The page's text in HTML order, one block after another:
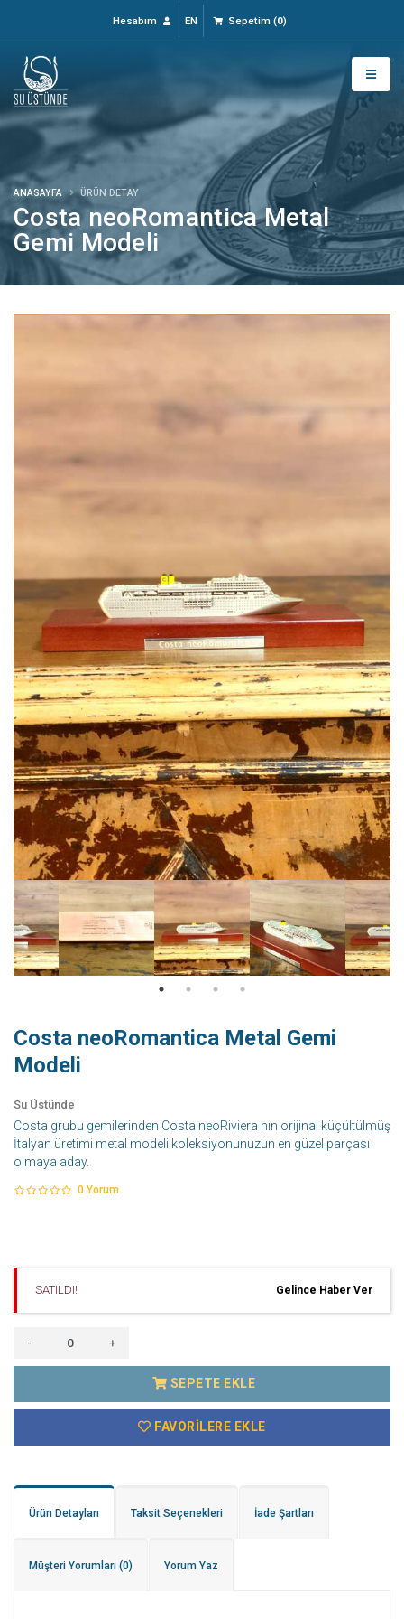
Hesabım EN Sepetim (0)
Costa neoRomantica Metal
Gemi Modeli
ANASAYFA ÜRÜN DETAY
Costa neoRomantica Metal Gemi
Modeli
Su Üstünde
Costa grubu gemilerinden Costa neoRiviera nın orijinal küçültülmüş
İtalyan üretimi metal modeli koleksiyonunuzun en güzel parçası
olmaya aday.
0 Yorum
SATILDI! Gelince Haber Ver
- +
SEPETE EKLE
FAVORILERE EKLE
Ürün Detayları Taksit Seçenekleri İade Şartları
Müşteri Yorumları (0) Yorum Yaz